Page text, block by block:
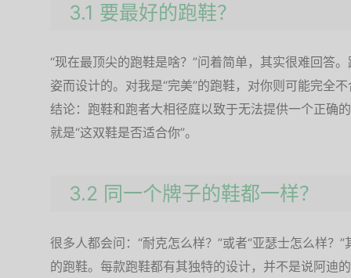
3.1 要最好的跑鞋？
“现在最顶尖的跑鞋是啥？”问着简单，其实很难回答
姿而设计的。对我是“完美”的跑鞋，对你则可能完全
结论：跑鞋和跑者大相径庭以致于无法提供一个正确
就是“这双鞋是否适合你”。
3.2 同一个牌子的鞋都一样？
很多人都会问：“耐克怎么样？”或者“亚瑟士怎么样？
的跑鞋。每款跑鞋都有其独特的设计，并不是说阿迪